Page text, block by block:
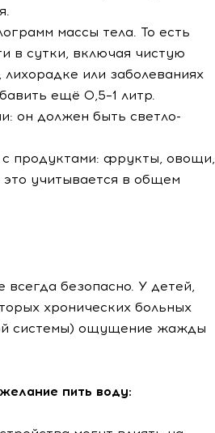
массы тела. То есть
в сутки, включая чистую
или заболеваниях
ещё 0,5–1 литр.
он должен быть светло-
с продуктами: фрукты, овощи,
учитывается в общем
безопасно. У детей,
хронических больных
системы) ощущение жажды
пить воду: